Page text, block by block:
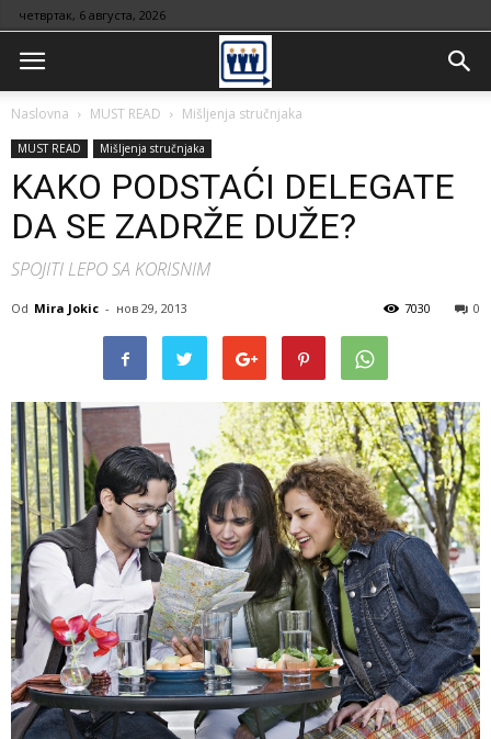
четвртак, 6 августа, 2026
Naslovna MUST READ Mišljenja stručnjaka
MUST READ Mišljenja stručnjaka
KAKO PODSTAĆI DELEGATE
DA SE ZADRŽE DUŽE?
SPOJITI LEPO SA KORISNIM
Od Mira Jokic - нов 29, 2013 0
7030